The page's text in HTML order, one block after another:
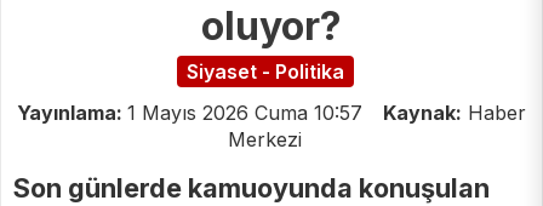
oluyor?
Siyaset - Politika
Yayınlama: 1 Mayıs 2026 Cuma 10:57 Kaynak: Haber
Merkezi
Son günlerde kamuoyunda konuşulan